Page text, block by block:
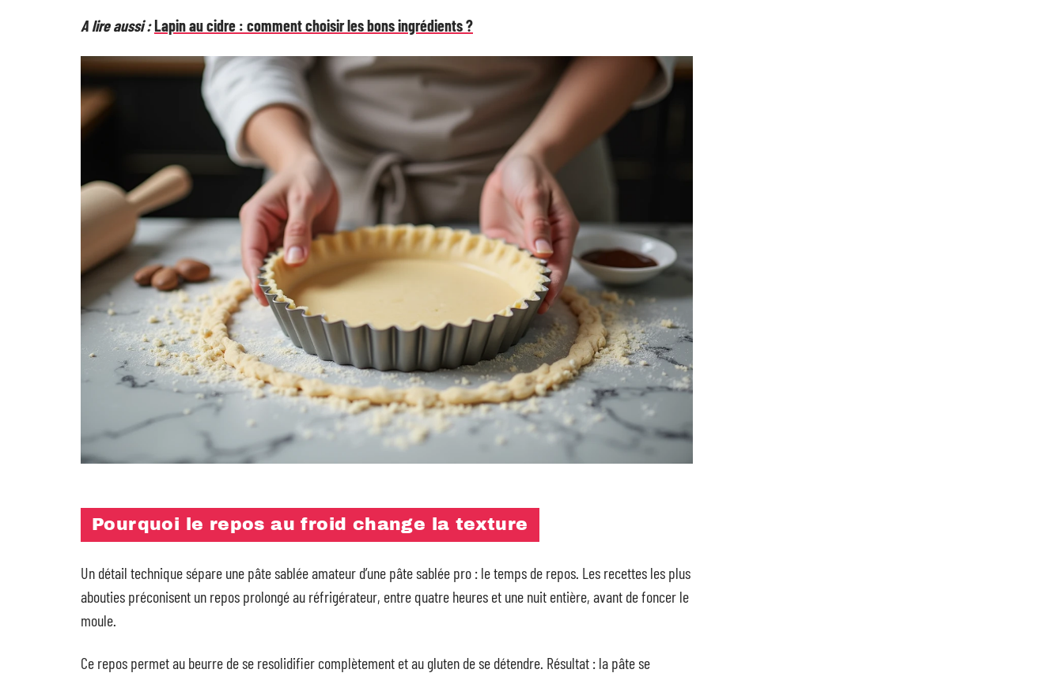
A lire aussi :Lapin au cidre : comment choisir les bons ingrédients ?
Pourquoi le repos au froid change la texture
Un détail technique sépare une pâte sablée amateur d’une pâte sablée pro : le temps de repos. Les recettes les plus
abouties préconisent un repos prolongé au réfrigérateur, entre quatre heures et une nuit entière, avant de foncer le
moule.
Ce repos permet au beurre de se resolidifier complètement et au gluten de se détendre. Résultat : la pâte se